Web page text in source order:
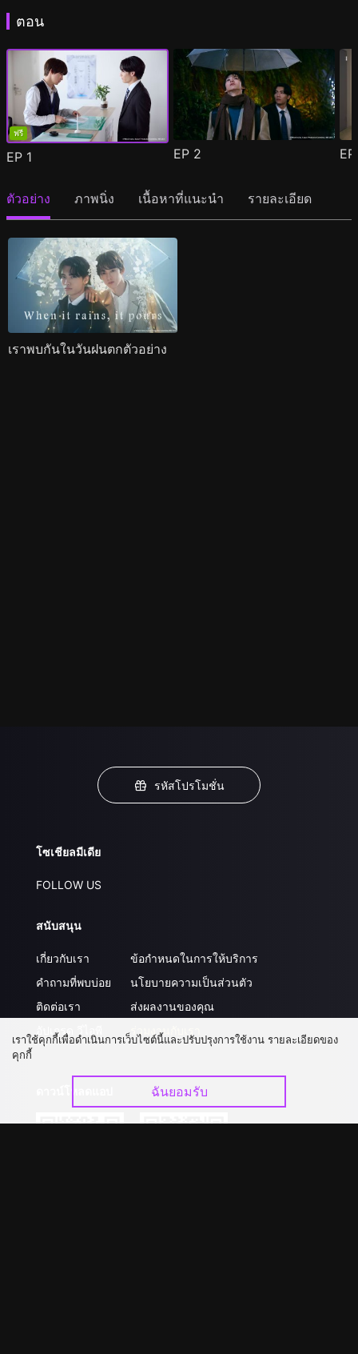
ตอน
ฟรี
EP 1 EP 2
ตัวอย่าง ภาพนิ่ง เนื้อหาที่แนะนำ รายละเอียด
เราพบกันในวันฝนตกตัวอย่าง
รหัสโปรโมชั่น
โซเชียลมีเดีย
FOLLOW US
สนับสนุน
เกี่ยวกับเรา
คำถามที่พบบ่อย
ติดต่อเรา
อัปเกรด วีไอพี
ข้อกำหนดในการให้บริการ
นโยบายความเป็นส่วนตัว
ส่งผลงานของคุณ
ร่วมงานกับเรา
เราใช้คุกกี้เพื่อดำเนินการเว็บไซต์นี้และปรับปรุงการใช้งาน รายละเอียดของ
คุกกี้
ฉันยอมรับ